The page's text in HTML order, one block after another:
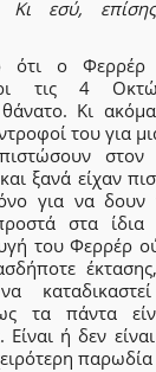
εσύ,
ότι ο Φερρέρ
τις 4
Κι
του για
στον
ξανά είχαν
για να δουν
στα
του Φερρέρ
τα πάντα
Είναι ή δεν
παρωδία